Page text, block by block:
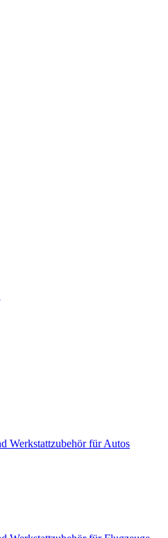
Werkstattzubehör für Autos